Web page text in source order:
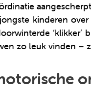
kinderen
zo leuk vinden –